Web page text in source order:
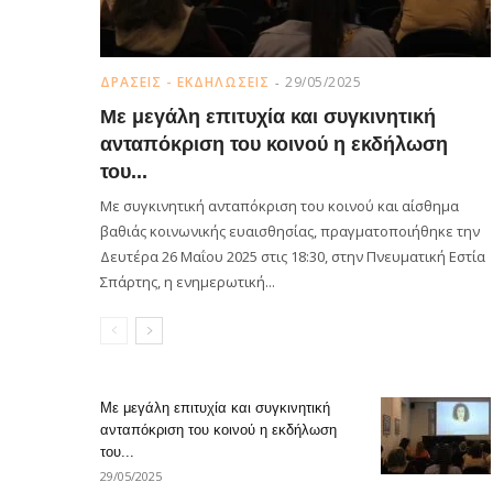
ΔΡΑΣΕΙΣ - ΕΚΔΗΛΩΣΕΙΣ 29/05/2025
Με μεγάλη επιτυχία και συγκινητική
ανταπόκριση του κοινού η εκδήλωση
του...
Με συγκινητική ανταπόκριση του κοινού και αίσθημα
βαθιάς κοινωνικής ευαισθησίας, πραγματοποιήθηκε την
Δευτέρα 26 Μαΐου 2025 στις 18:30, στην Πνευματική Εστία
Σπάρτης, η ενημερωτική...
Με μεγάλη επιτυχία και συγκινητική
ανταπόκριση του κοινού η εκδήλωση
του...
29/05/2025